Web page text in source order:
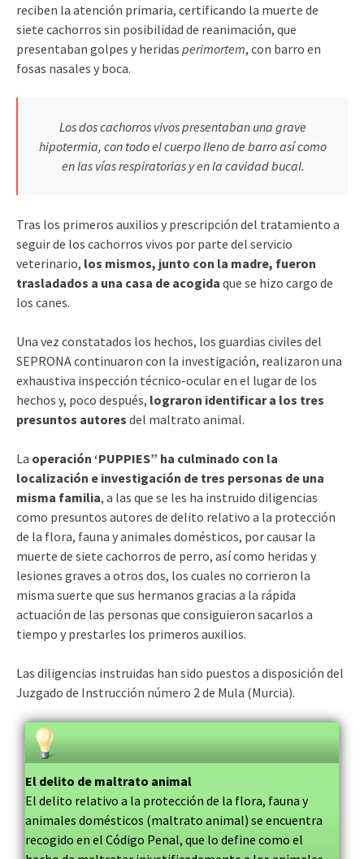
reciben la atención primaria, certificando la muerte de
siete cachorros sin posibilidad de reanimación, que
presentaban golpes y heridas perimortem, con barro en
fosas nasales y boca.
Los dos cachorros vivos presentaban una grave
hipotermia, con todo el cuerpo lleno de barro así como
en las vías respiratorias y en la cavidad bucal.
Tras los primeros auxilios y prescripción del tratamiento a
seguir de los cachorros vivos por parte del servicio
veterinario, los mismos, junto con la madre, fueron
trasladados a una casa de acogida que se hizo cargo de
los canes.
Una vez constatados los hechos, los guardias civiles del
SEPRONA continuaron con la investigación, realizaron una
exhaustiva inspección técnico-ocular en el lugar de los
hechos y, poco después, lograron identificar a los tres
presuntos autores del maltrato animal.
La operación ‘PUPPIES” ha culminado con la
localización e investigación de tres personas de una
misma familia, a las que se les ha instruido diligencias
como presuntos autores de delito relativo a la protección
de la flora, fauna y animales domésticos, por causar la
muerte de siete cachorros de perro, así como heridas y
lesiones graves a otros dos, los cuales no corrieron la
misma suerte que sus hermanos gracias a la rápida
actuación de las personas que consiguieron sacarlos a
tiempo y prestarles los primeros auxilios.
Las diligencias instruidas han sido puestos a disposición del
Juzgado de Instrucción número 2 de Mula (Murcia).
El delito de maltrato animal
El delito relativo a la protección de la flora, fauna y
animales domésticos (maltrato animal) se encuentra
recogido en el Código Penal, que lo define como el